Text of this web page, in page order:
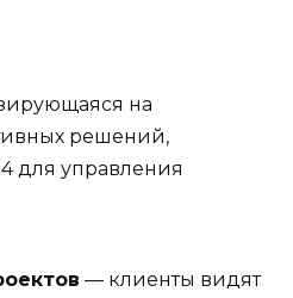
на
решений,
для управления
— клиенты видят